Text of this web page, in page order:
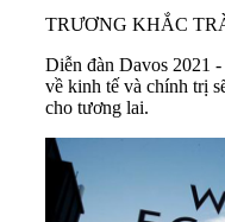
TRƯƠNG KHẮC
Diễn đàn Davos 2021
về kinh tế và chính trị
cho tương lai.